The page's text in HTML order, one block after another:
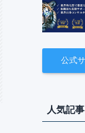
公式
人気記